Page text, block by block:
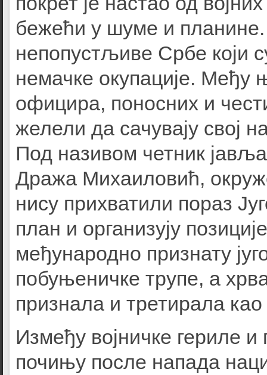
бежећи у шуме и
непопустљиве Србе који
немачке окупације. Међу
официра, поносних и
желели да сачувају свој
Под називом четник
Дража Михаиловић,
нису прихватили пораз
план и организују
међународно признату
побуњеничке трупе, а
признала и третирала
Између војничке гериле и
почињу после напада